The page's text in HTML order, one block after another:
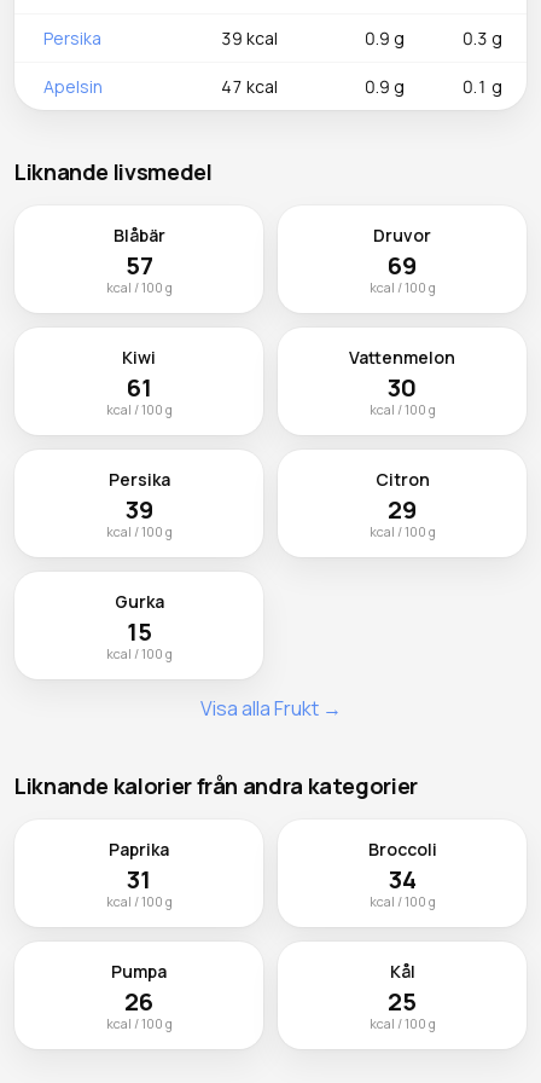
Persika 39 kcal 0.9 g 0.3 g
Apelsin 47 kcal 0.9 g 0.1 g
Liknande livsmedel
Blåbär
57
kcal / 100 g
Druvor
69
kcal / 100 g
Kiwi
61
kcal / 100 g
Vattenmelon
30
kcal / 100 g
Persika
39
kcal / 100 g
Citron
29
kcal / 100 g
Gurka
15
kcal / 100 g
Visa alla Frukt →
Liknande kalorier från andra kategorier
Paprika
31
kcal / 100 g
Broccoli
34
kcal / 100 g
Pumpa
26
kcal / 100 g
Kål
25
kcal / 100 g